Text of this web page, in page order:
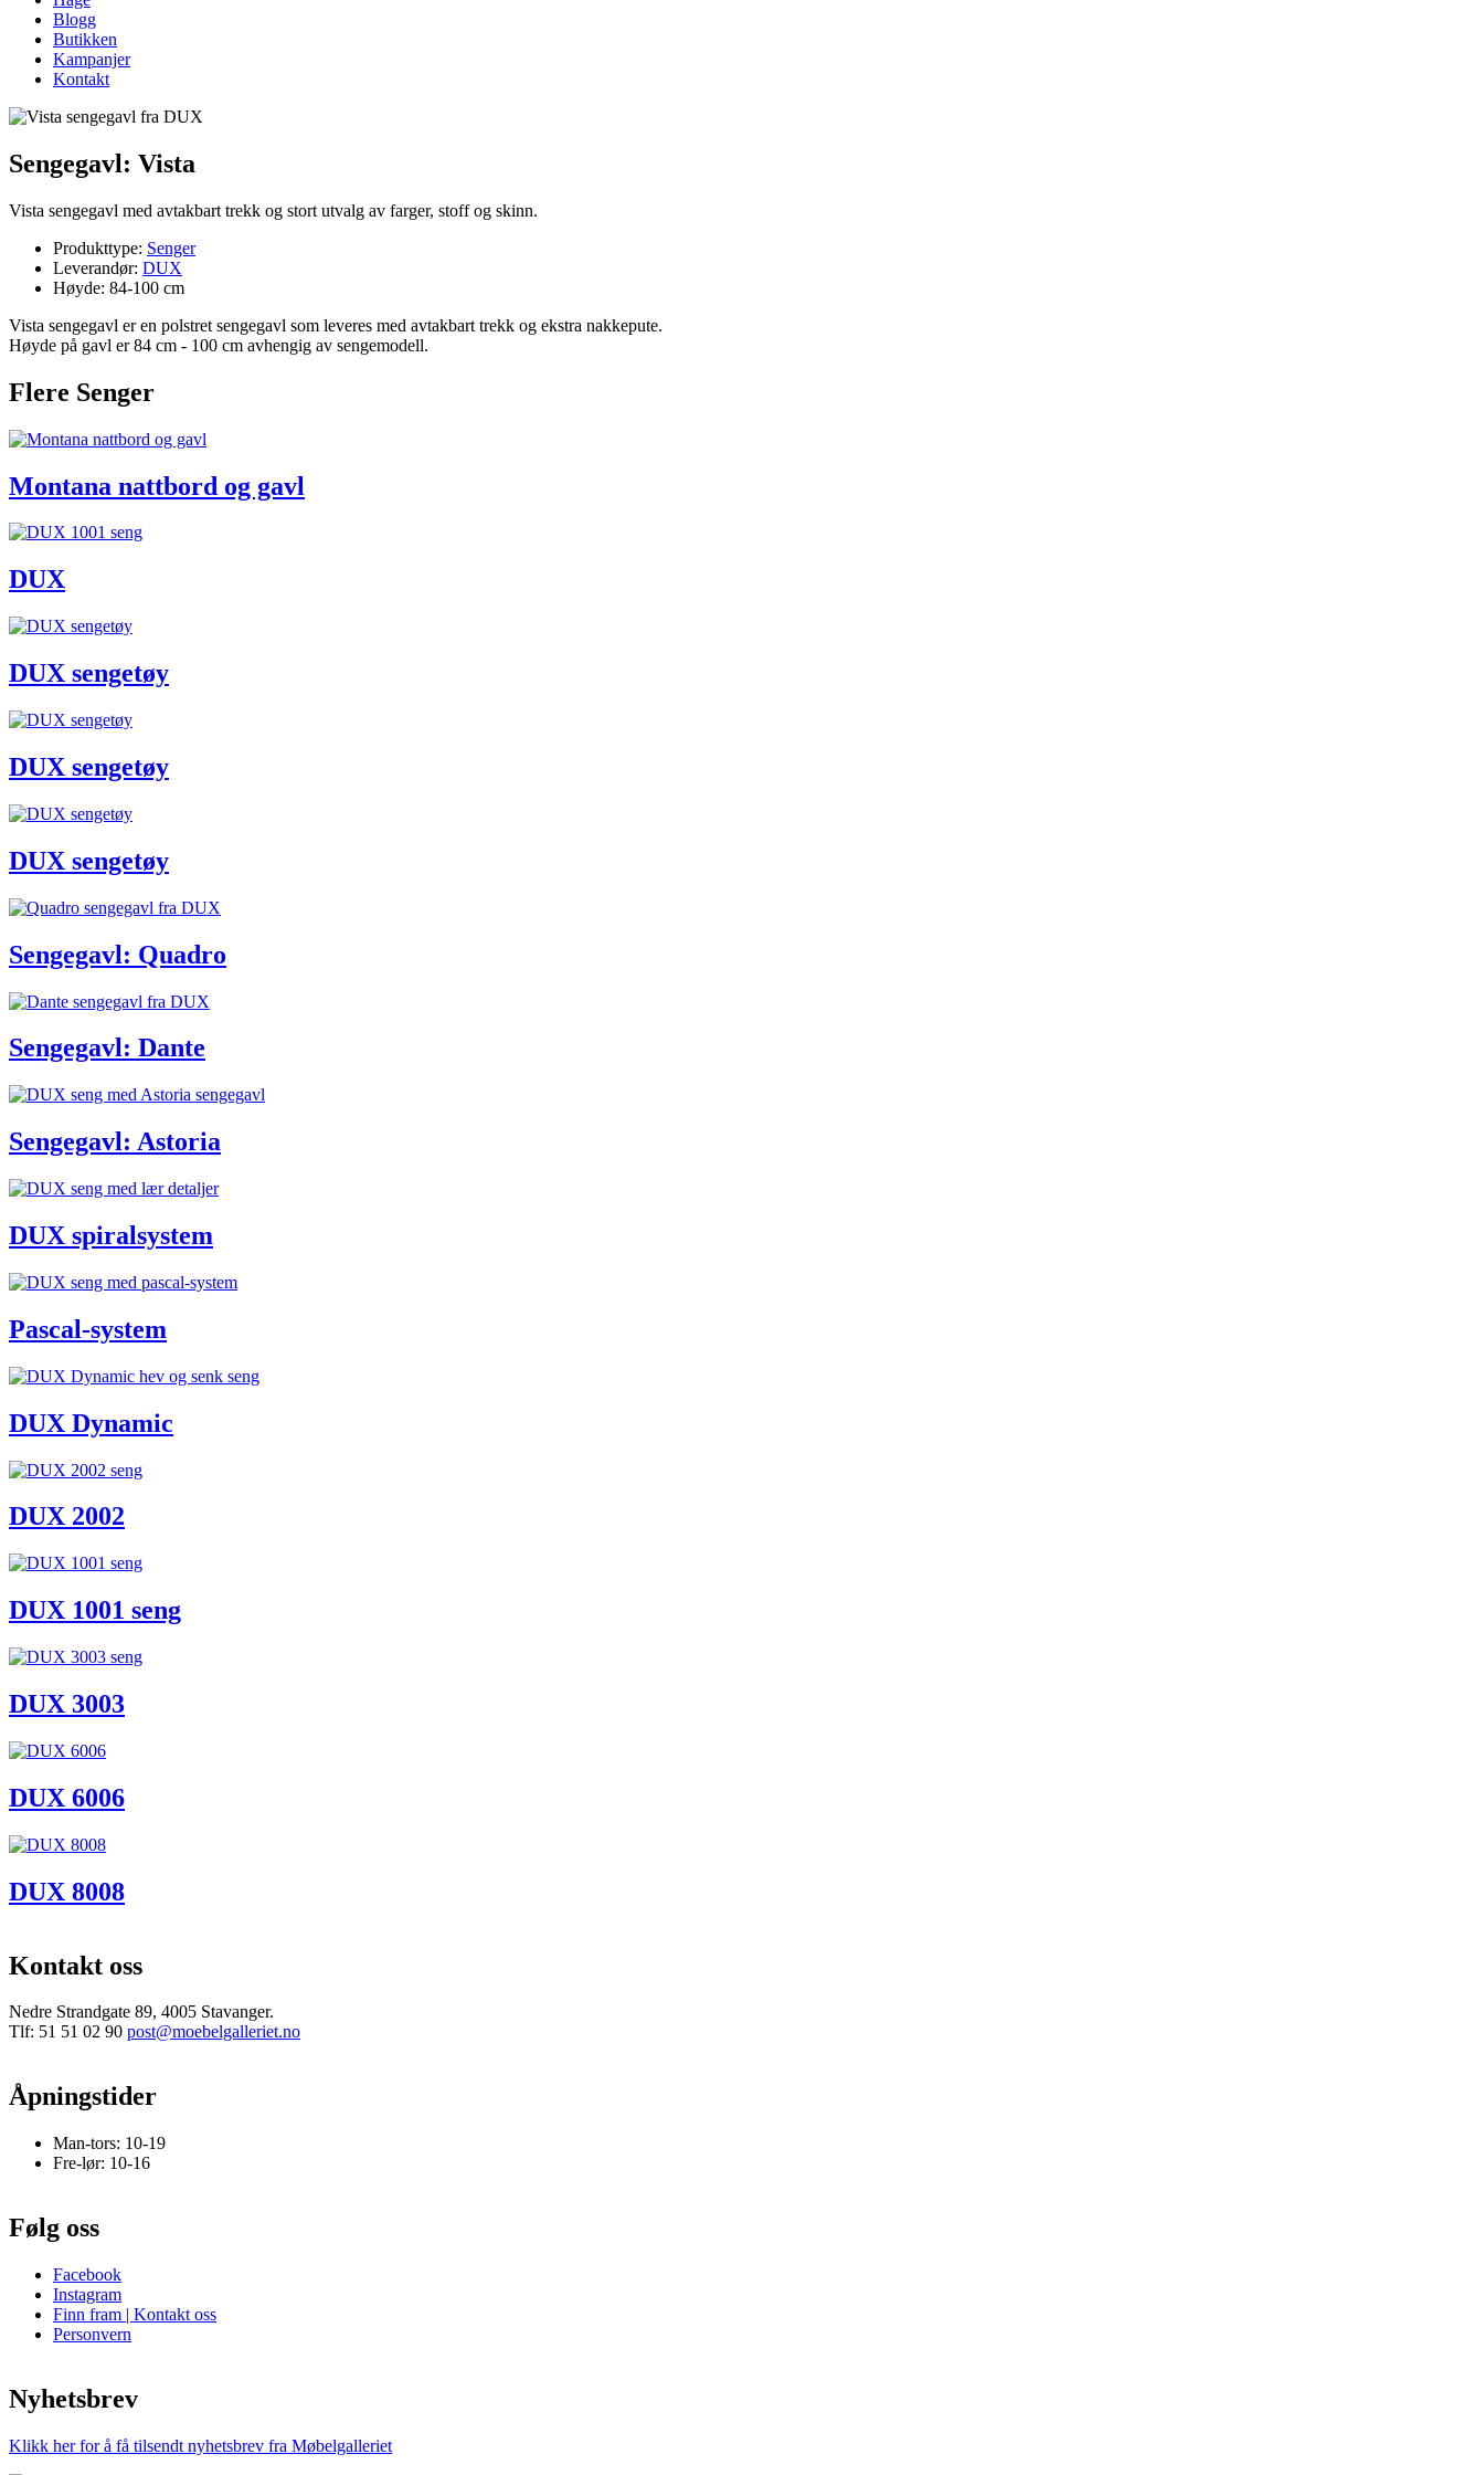
Blogg
Butikken
Kampanjer
Kontakt
Sengegavl: Vista
Vista sengegavl med avtakbart trekk og stort utvalg av farger, stoff og skinn.
Produkttype: Senger
Leverandør: DUX
Høyde: 84-100 cm
Vista sengegavl er en polstret sengegavl som leveres med avtakbart trekk og ekstra nakkepute.
Høyde på gavl er 84 cm - 100 cm avhengig av sengemodell.
Flere Senger
Montana nattbord og gavl
DUX
DUX sengetøy
DUX sengetøy
DUX sengetøy
Sengegavl: Quadro
Sengegavl: Dante
Sengegavl: Astoria
DUX spiralsystem
Pascal-system
DUX Dynamic
DUX 2002
DUX 1001 seng
DUX 3003
DUX 6006
DUX 8008
Kontakt oss
Nedre Strandgate 89, 4005 Stavanger.
Tlf: 51 51 02 90 post@moebelgalleriet.no
Åpningstider
Man-tors: 10-19
Fre-lør: 10-16
Følg oss
Facebook
Instagram
Finn fram | Kontakt oss
Personvern
Nyhetsbrev
Klikk her for å få tilsendt nyhetsbrev fra Møbelgalleriet